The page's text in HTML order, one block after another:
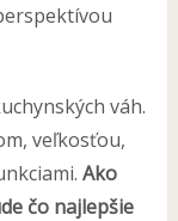
váh.
veľkosťou,
Ako
čo najlepšie